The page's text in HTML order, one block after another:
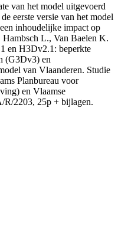
van het model uitgevoerd
eerste versie van het model
inhoudelijke impact op
L., Van Baelen K.
en H3Dv2.1: beperkte
(G3Dv3) en
van Vlaanderen. Studie
Planbureau voor
en Vlaamse
2203, 25p + bijlagen.